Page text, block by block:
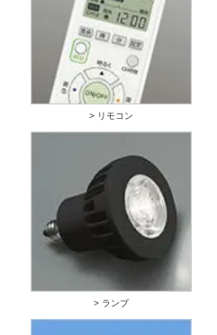
> リモコン
> ランプ